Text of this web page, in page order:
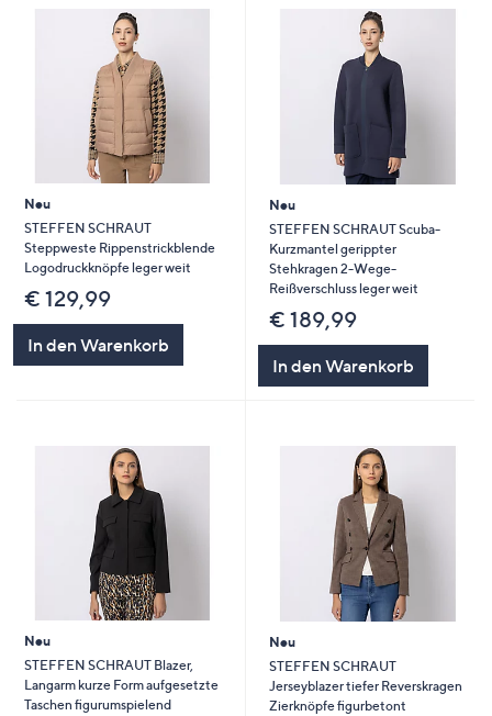
Neu
STEFFEN SCHRAUT
Steppweste Rippenstrickblende
Logodruckknöpfe leger weit
€ 129,99
In den Warenkorb
Neu
STEFFEN SCHRAUT Scuba-
Kurzmantel gerippter
Stehkragen 2-Wege-
Reißverschluss leger weit
€ 189,99
In den Warenkorb
Neu
STEFFEN SCHRAUT Blazer,
Langarm kurze Form aufgesetzte
Taschen figurumspielend
Neu
STEFFEN SCHRAUT
Jerseyblazer tiefer Reverskragen
Zierknöpfe figurbetont